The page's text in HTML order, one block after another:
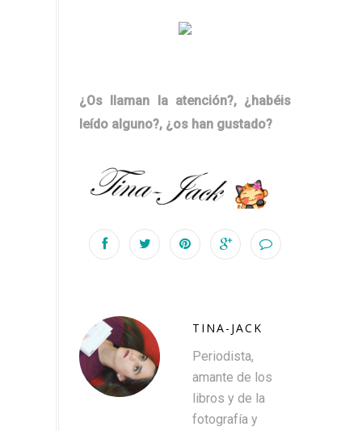
¿Os llaman la atención?, ¿habéis
leído alguno?, ¿os han gustado?
TINA-JACK
Periodista,
amante de los
libros y de la
fotografía y